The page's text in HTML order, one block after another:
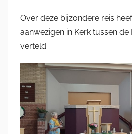
a
g
Over deze bijzondere reis
aanwezigen in Kerk tussen de
verteld.